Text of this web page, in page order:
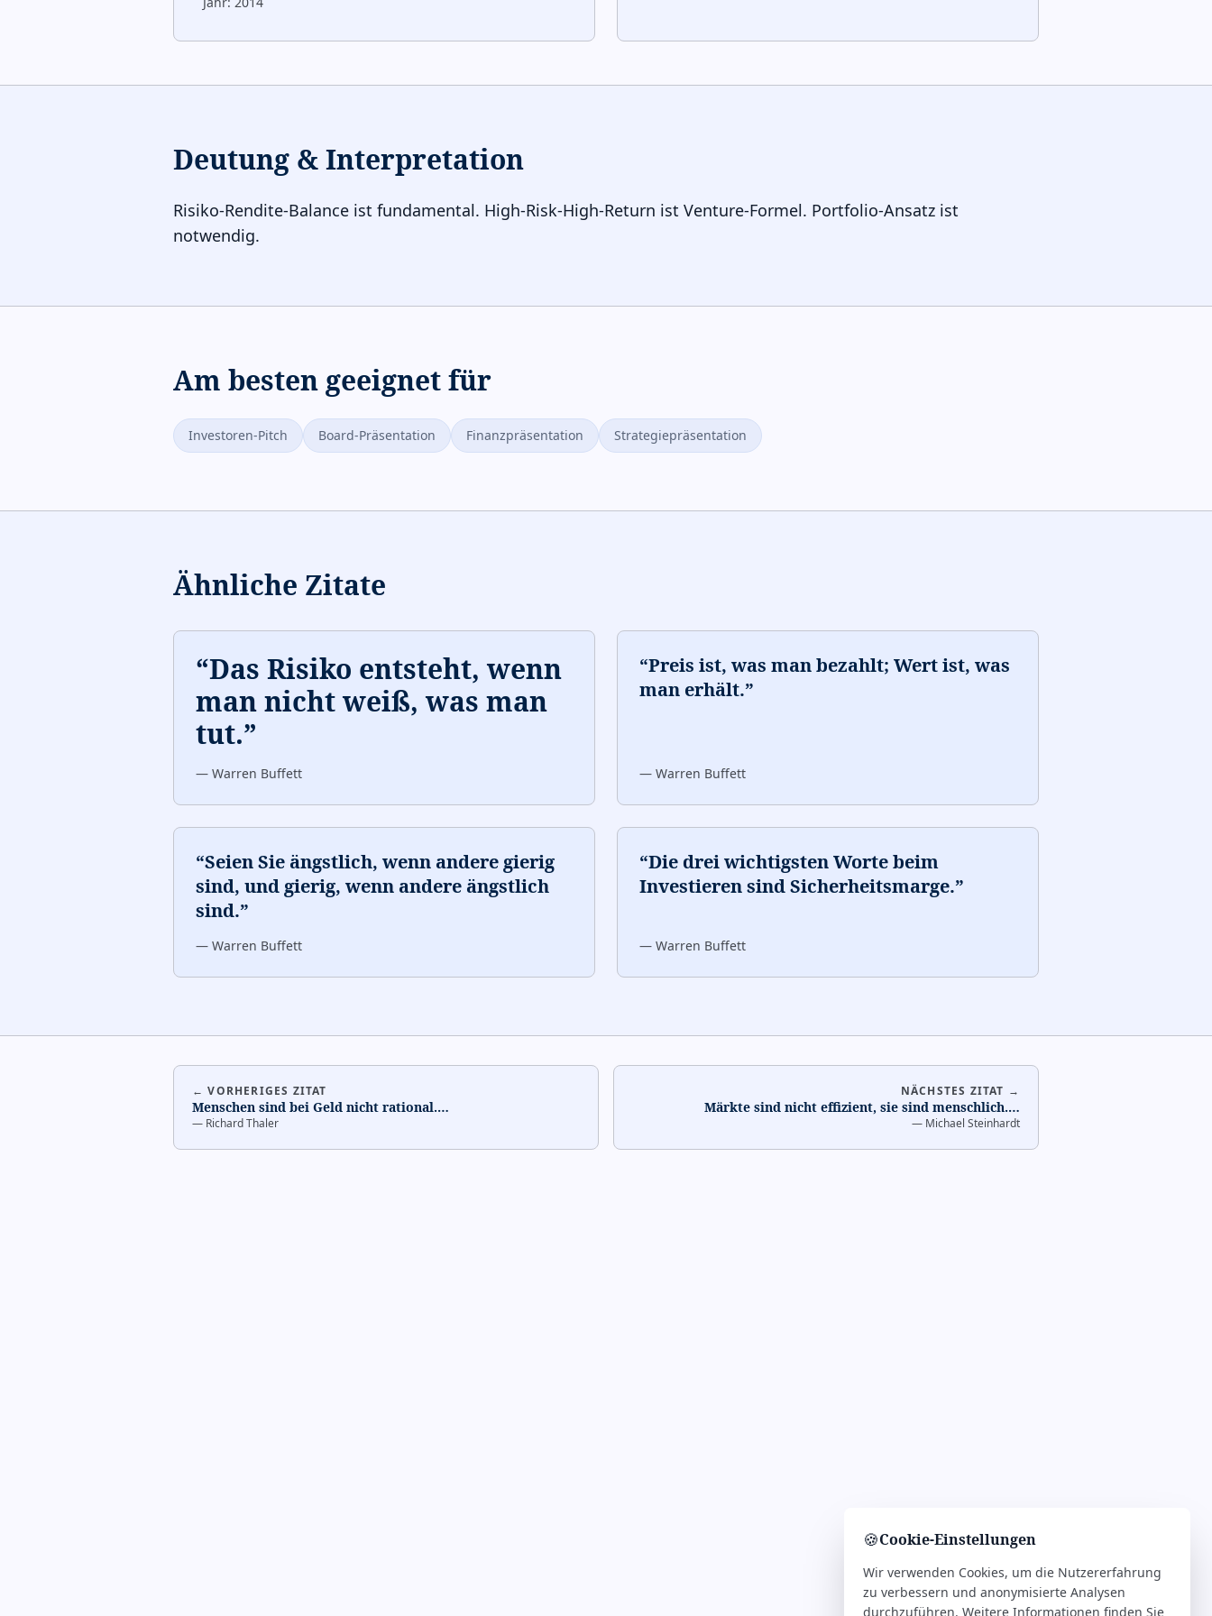
Deutung & Interpretation
Risiko-Rendite-Balance ist fundamental. High-Risk-High-Return ist Venture-Formel. Portfolio-Ansatz ist
notwendig.
Am besten geeignet für
Investoren-Pitch Board-Präsentation Finanzpräsentation Strategiepräsentation
Ähnliche Zitate
“Das Risiko entsteht, wenn
man nicht weiß, was man
tut.”
— Warren Buffett
“Preis ist, was man bezahlt; Wert ist, was
man erhält.”
— Warren Buffett
“Seien Sie ängstlich, wenn andere gierig
sind, und gierig, wenn andere ängstlich
sind.”
— Warren Buffett
“Die drei wichtigsten Worte beim
Investieren sind Sicherheitsmarge.”
— Warren Buffett
← VORHERIGES ZITAT
Menschen sind bei Geld nicht rational.…
— Richard Thaler
NÄCHSTES ZITAT →
Märkte sind nicht effizient, sie sind menschlich.…
— Michael Steinhardt
🍪Cookie-Einstellungen
Wir verwenden Cookies, um die Nutzererfahrung
zu verbessern und anonymisierte Analysen
durchzuführen. Weitere Informationen finden Sie